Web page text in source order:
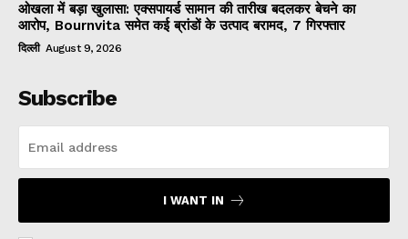
ओखला में बड़ा खुलासा: एक्सपायर्ड सामान की तारीख बदलकर बेचने का
आरोप, Bournvita समेत कई ब्रांडों के उत्पाद बरामद, 7 गिरफ्तार
दिल्ली August 9, 2026
Subscribe
I WANT IN